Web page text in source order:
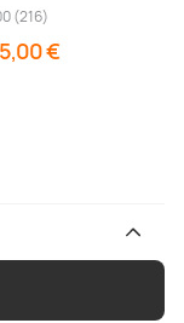
(aps.), Nida (aps.),
(216)
€